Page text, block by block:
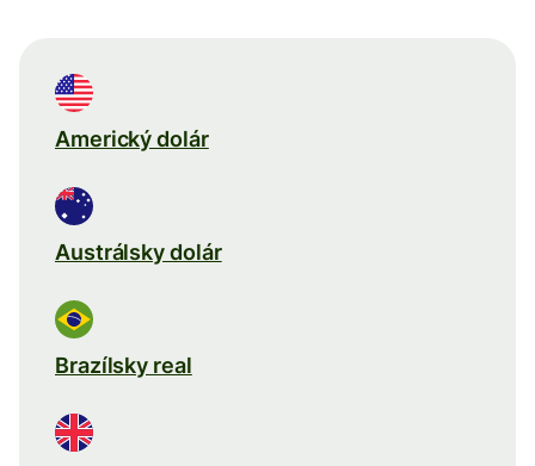
Americký dolár
Austrálsky dolár
Brazílsky real